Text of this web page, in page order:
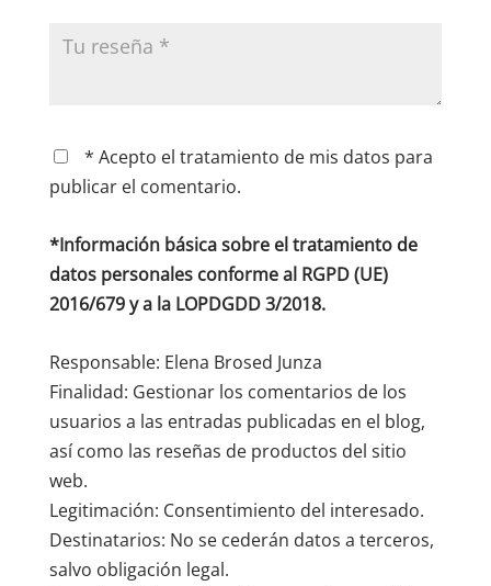
* Acepto el tratamiento de mis datos para
publicar el comentario.
*Información básica sobre el tratamiento de
datos personales conforme al RGPD (UE)
2016/679 y a la LOPDGDD 3/2018.
Responsable: Elena Brosed Junza
Finalidad: Gestionar los comentarios de los
usuarios a las entradas publicadas en el blog,
así como las reseñas de productos del sitio
web.
Legitimación: Consentimiento del interesado.
Destinatarios: No se cederán datos a terceros,
salvo obligación legal.